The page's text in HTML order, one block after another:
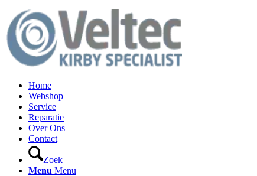
Home
Webshop
Service
Reparatie
Over Ons
Contact
Zoek
Menu Menu